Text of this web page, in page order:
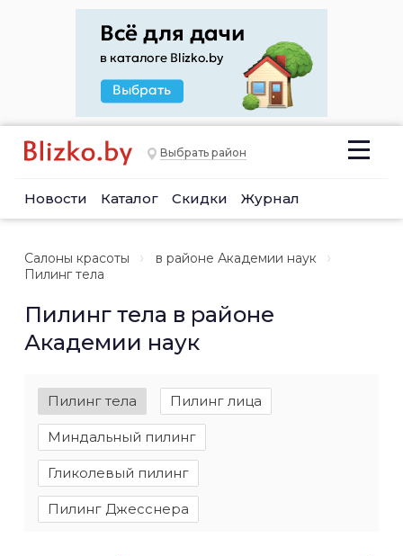
Выбрать район
Новости Каталог Скидки Журнал
Салоны красоты
в районе Академии наук
Пилинг тела
Пилинг тела в районе
Академии наук
Пилинг тела Пилинг лица
Миндальный пилинг
Гликолевый пилинг
Пилинг Джесснера